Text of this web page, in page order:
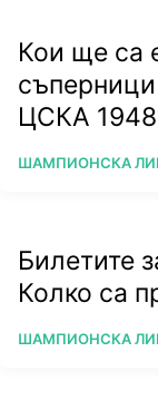
Кои ще са
ЦСКА
ПОВЕЧЕ ОТ
ШАМПИОНСКА
Билетите
Колко са
ПОВЕЧЕ ОТ
ШАМПИОНСКА